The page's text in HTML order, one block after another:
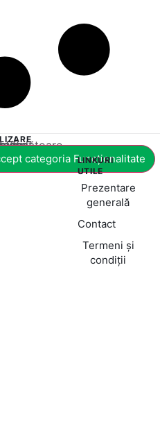
categoria Funcționalitate
LINKURI
UTILE
Prezentare
generală
Contact
Termeni și
condiții